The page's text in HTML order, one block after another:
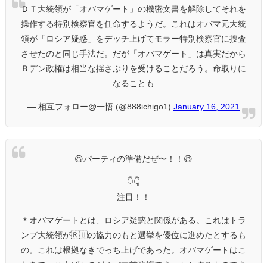
ＤＴ大統領が「オバマゲート」の機密文書を解除してそれを
操作する特別検察官を任命するようだ。これはオバマ元大統
領が「ロシア疑惑」をデッチ上げてモラー特別検察官に捜査
させたのと同じ手法だ。だが「オバマゲート」は真実だから
Ｂデン政権は相当な揺さぶりを受けることだろう。命取りに
なることも
— 相互フォロー@一悟 (@888ichigo1) January 16, 2021
😆パーティの準備だぜ〜！！😆
👇👇
注目！！
＊オバマゲートとは、ロシア疑惑と関係がある。これはトラ
ンプ大統領が🇷🇺の協力のもと選挙を優位に進めたとするも
の。これは根拠なきでっち上げであった。オバマゲートはこ